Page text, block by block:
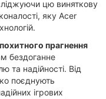
цю виняткову
яку Acer
прагнення
бездоганне
та надійності. Від
поєднують
ігрових